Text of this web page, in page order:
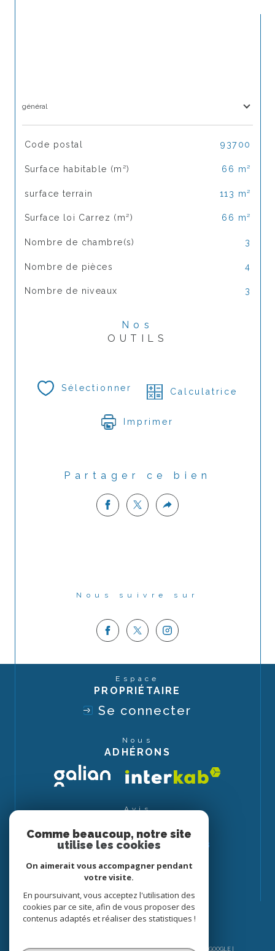
général
TRAD_SIROCCO_Caracteristique
Code postal 93700
Surface habitable (m²) 66 m²
surface terrain 113 m²
Surface loi Carrez (m²) 66 m²
Nombre de chambre(s) 3
Nombre de pièces 4
Nombre de niveaux 3
Nos
OUTILS
Sélectionner Calculatrice
Imprimer
Partager ce bien
Nous suivre sur
Espace
PROPRIÉTAIRE
Se connecter
Nous
ADHÉRONS
Avis
© 2026 | TOUS DROITS RÉSERVÉS | TRADUCTION POWERED BY GOOGLE |
Comme beaucoup, notre site
utilise les cookies
On aimerait vous accompagner pendant
votre visite.
En poursuivant, vous acceptez l'utilisation des
cookies par ce site, afin de vous proposer des
contenus adaptés et réaliser des statistiques !